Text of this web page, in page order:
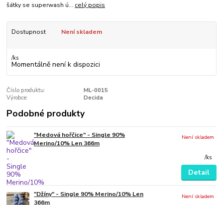
šátky se superwash ú... celý popis
Dostupnost Není skladem
/ks
Momentálně není k dispozici
Číslo produktu:
ML-0015
Výrobce:
Decida
Podobné produkty
"Medová hořčice" - Single 90%
Merino/10% Len 366m
/ks
Není skladem
Detail
"Džíny" - Single 90% Merino/10% Len
366m
Není skladem